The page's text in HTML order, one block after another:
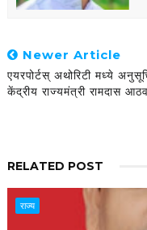
Newer Article
एयरपोर्टस् अथोरिटी मध्ये
केंद्रीय राज्यमंत्री रामदास
RELATED POST
राज्य